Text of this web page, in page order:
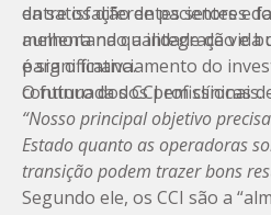
da satisfação de pacientes e
melhora na qualidade de vida
é significativa.
entre os diferentes setores
aumentando a integração e
para o financiamento do
continuada dos profissionais.
O futuro dos CCI em clínicas
“Nosso principal objetivo
Estado quanto as operadoras
transição podem trazer bons
Segundo ele, os CCI são a